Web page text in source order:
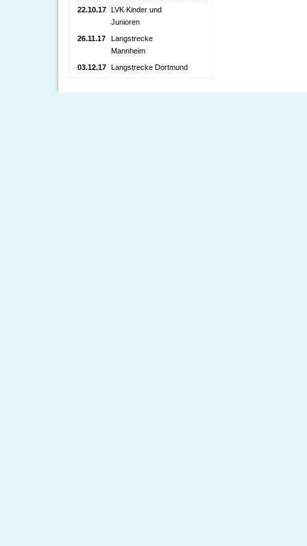
22.10.17 LVK Kinder und
Junioren
26.11.17
Langstrecke
Mannheim
03.12.17 Langstrecke Dortmund